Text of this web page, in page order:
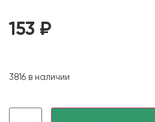
153 ₽
3816 в наличии